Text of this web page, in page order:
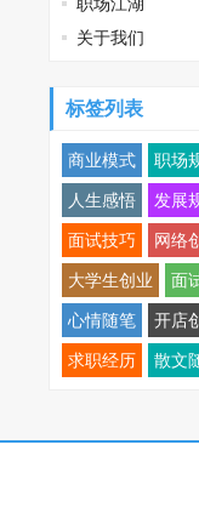
关于我们
标签列表
商业模式 职场
人生感悟 发展
面试技巧 网络
大学生创业 面
心情随笔 开店
求职经历 散文